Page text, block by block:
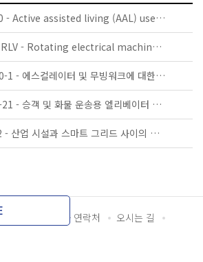
IEC TS 63134:2020 - Active assisted living (AAL) use cases
IEC 60034-5:2020 RLV - Rotating electrical machines - Part 5: Degrees of protection provided by the integral design of rotating electrical machines (IP code) - Classification
KS B ISO/TS 25740-1 - 에스컬레이터 및 무빙워크에 대한 안전요건 — 제1부: 세계공통 필수 안전요건(GESRs)
KS B ISO/TS 8100-21 - 승객 및 화물 운송용 엘리베이터 —제21부: 세계공통 필수안전요건(GESRs)을 충족하는 세계공통 안전 파라미터(GSPs)
KS C IEC TS 62872 - 산업 시설과 스마트 그리드 사이의 산업 공정 측정, 제어 및 자동화 시스템 인터페이스
약관 담당자 연락처
오시는 길